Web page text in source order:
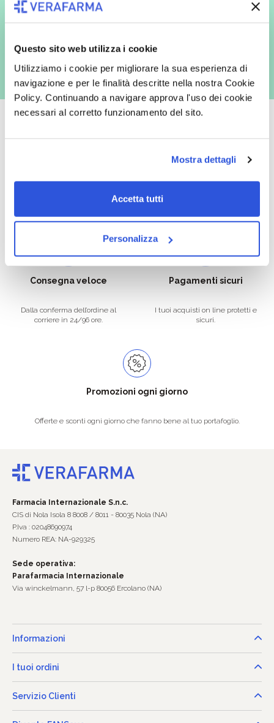
Questo sito web utilizza i cookie
Utilizziamo i cookie per migliorare la sua esperienza di
navigazione e per le finalità descritte nella nostra Cookie
Policy. Continuando a navigare approva l'uso dei cookie
necessari al corretto funzionamento del sito.
Mostra dettagli
Accetta tutti
Personalizza
commerciali da parte di Verafarma, tra cui invio di comunicazioni
marketing (con modalità telematiche - quali ad es. newsletter ed e-mail
con inviti e comunicazioni commerciali - e modalità tradizionali, quali ad
per soddisfare tutte le esigenze.
Spedizione gratuita
la spedizione la regaliamo noi.
Consegna veloce
Dalla conferma dell’ordine al
corriere in 24/96 ore.
Pagamenti sicuri
I tuoi acquisti on line protetti e
sicuri.
Promozioni ogni giorno
Offerte e sconti ogni giorno che fanno bene al tuo portafoglio.
Farmacia Internazionale S.n.c.
CIS di Nola Isola 8 8008 / 8011 - 80035 Nola (NA)
P.Iva : 02048690974
Numero REA: NA-929325
Sede operativa:
Parafarmacia Internazionale
Via winckelmann, 57 l-p 80056 Ercolano (NA)
Informazioni
I tuoi ordini
Servizio Clienti